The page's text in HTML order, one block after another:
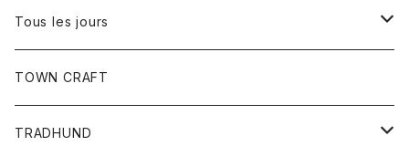
Tシャツ
Tous les jours
トップス
レディース
TOWN CRAFT
TRADHUND